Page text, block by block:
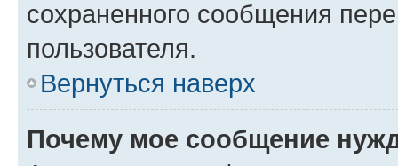
сохраненного сообщения
пользователя.
Вернуться наверх
Почему мое сообщение